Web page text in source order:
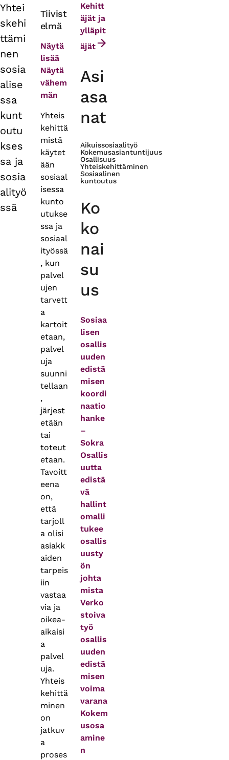
Primary
tabs
Yhtei
skehi
ttämi
nen
sosia
alise
ssa
kunt
outu
kses
sa ja
sosia
alityö
ssä
Tiivist
elmä
Näytä
lisää
Näytä
vähem
män
Yhteis
kehittä
mistä
käytet
ään
sosiaal
isessa
kunto
utukse
ssa ja
sosiaal
ityössä
, kun
palvel
ujen
tarvett
a
kartoit
etaan,
palvel
uja
suunni
tellaan
,
järjest
etään
tai
toteut
etaan.
Tavoitt
eena
on,
että
tarjoll
a olisi
asiakk
aiden
tarpeis
iin
vastaa
via ja
oikea-
aikaisi
a
palvel
uja.
Yhteis
kehittä
minen
on
jatkuv
a
proses
Kehitt
äjät ja
ylläpit
äjät
Asi
asa
nat
Aikuissosiaalityö
Kokemusasiantuntijuus
Osallisuus
Yhteiskehittäminen
Sosiaalinen
kuntoutus
Ko
ko
nai
su
us
Sosiaa
lisen
osallis
uuden
edistä
misen
koordi
naatio
hanke
–
Sokra
Osallis
uutta
edistä
vä
hallint
omalli
tukee
osallis
uusty
ön
johta
mista
Verko
stoiva
työ
osallis
uuden
edistä
misen
voima
varana
Kokem
usosa
amine
n